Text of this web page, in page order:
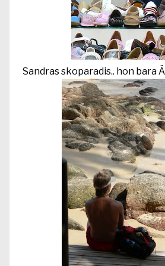
Sandras skoparadis.. hon bara